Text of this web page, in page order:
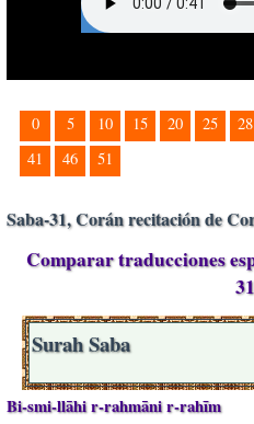
0 5 10 15 20 25 28
41
46 51
Saba-31, Corán recitación de
Comparar traducciones
31
Surah Saba
Bi-smi-llāhi r-rahmāni r-rahīm